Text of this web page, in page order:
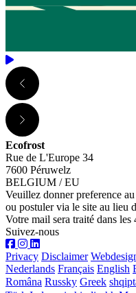
Ecofrost
Rue de L'Europe 34
7600 Péruwelz
BELGIUM / EU
Veuillez donner preference
ou postuler via le site au lieu
Votre mail sera traité dans les
Suivez-nous
Privacy Disclaimer
Nederlands Français English
Româna Russky Greek